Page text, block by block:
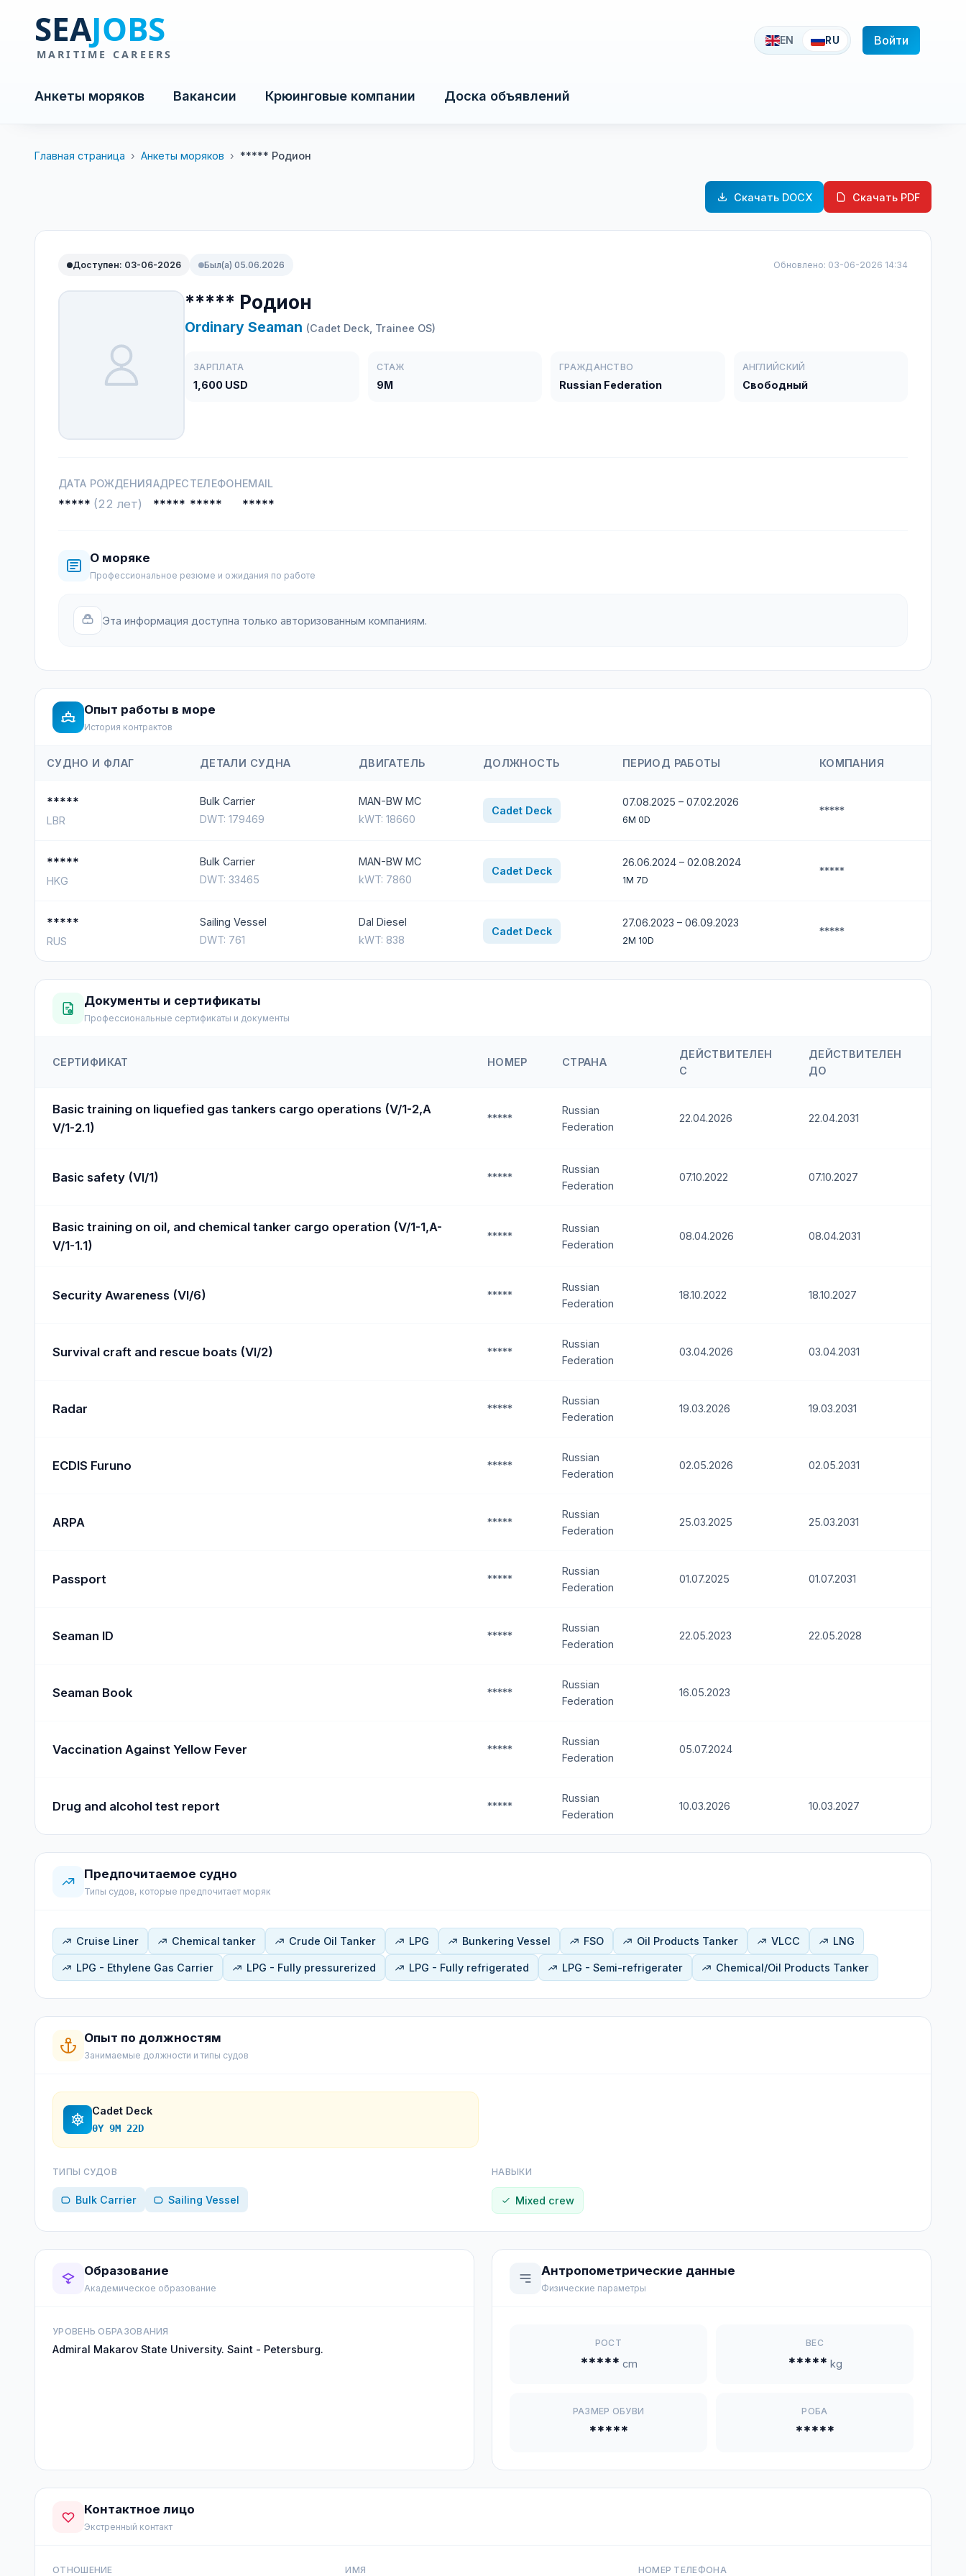
EN RU Войти
Анкеты моряков Вакансии Крюинговые компании Доска объявлений
Главная страница › Анкеты моряков › ***** Родион
Скачать DOCX Скачать PDF
Доступен: 03-06-2026 Был(а) 05.06.2026 Обновлено: 03-06-2026 14:34
***** Родион
Ordinary Seaman (Cadet Deck, Trainee OS)
ЗАРПЛАТА
1,600 USD
СТАЖ
9M
ГРАЖДАНСТВО
Russian Federation
АНГЛИЙСКИЙ
Свободный
ДАТА РОЖДЕНИЯ
***** (22 лет)
АДРЕС
*****
ТЕЛЕФОН
*****
EMAIL
*****
О моряке
Профессиональное резюме и ожидания по работе
Эта информация доступна только авторизованным компаниям.
Опыт работы в море
История контрактов
СУДНО И ФЛАГ ДЕТАЛИ СУДНА ДВИГАТЕЛЬ ДОЛЖНОСТЬ ПЕРИОД РАБОТЫ КОМПАНИЯ
*****
LBR
Bulk Carrier
DWT: 179469
MAN-BW MC
kWT: 18660
Cadet Deck
07.08.2025 – 07.02.2026
6M 0D
*****
*****
HKG
Bulk Carrier
DWT: 33465
MAN-BW MC
kWT: 7860
Cadet Deck
26.06.2024 – 02.08.2024
1M 7D
*****
*****
RUS
Sailing Vessel
DWT: 761
Dal Diesel
kWT: 838
Cadet Deck
27.06.2023 – 06.09.2023
2M 10D
*****
Документы и сертификаты
Профессиональные сертификаты и документы
СЕРТИФИКАТ НОМЕР СТРАНА
ДЕЙСТВИТЕЛЕН
С
ДЕЙСТВИТЕЛЕН
ДО
Basic training on liquefied gas tankers cargo operations (V/1-2,A
V/1-2.1)
*****
Russian
Federation
22.04.2026 22.04.2031
Basic safety (VI/1) *****
Russian
Federation
07.10.2022 07.10.2027
Basic training on oil, and chemical tanker cargo operation (V/1-1,A-
V/1-1.1)
*****
Russian
Federation
08.04.2026 08.04.2031
Security Awareness (VI/6) *****
Russian
Federation
18.10.2022 18.10.2027
Survival craft and rescue boats (VI/2) *****
Russian
Federation
03.04.2026 03.04.2031
Radar *****
Russian
Federation
19.03.2026 19.03.2031
ECDIS Furuno *****
Russian
Federation
02.05.2026 02.05.2031
ARPA *****
Russian
Federation
25.03.2025 25.03.2031
Passport *****
Russian
Federation
01.07.2025 01.07.2031
Seaman ID *****
Russian
Federation
22.05.2023 22.05.2028
Seaman Book *****
Russian
Federation
16.05.2023
Vaccination Against Yellow Fever *****
Russian
Federation
05.07.2024
Drug and alcohol test report *****
Russian
Federation
10.03.2026 10.03.2027
Предпочитаемое судно
Типы судов, которые предпочитает моряк
Cruise Liner Chemical tanker Crude Oil Tanker LPG Bunkering Vessel FSO Oil Products Tanker VLCC LNG
LPG - Ethylene Gas Carrier LPG - Fully pressurerized LPG - Fully refrigerated LPG - Semi-refrigerater Chemical/Oil Products Tanker
Опыт по должностям
Занимаемые должности и типы судов
Cadet Deck
0Y 9M 22D
ТИПЫ СУДОВ
Bulk Carrier Sailing Vessel
НАВЫКИ
Mixed crew
Образование
Академическое образование
УРОВЕНЬ ОБРАЗОВАНИЯ
Admiral Makarov State University. Saint - Petersburg.
Антропометрические данные
Физические параметры
РОСТ
***** cm
ВЕС
***** kg
РАЗМЕР ОБУВИ
*****
РОБА
*****
Контактное лицо
Экстренный контакт
ОТНОШЕНИЕ ИМЯ НОМЕР ТЕЛЕФОНА